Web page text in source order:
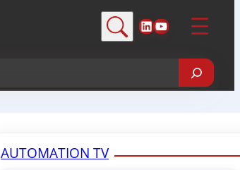
LinkedIn
YouTube
AUTOMATION TV